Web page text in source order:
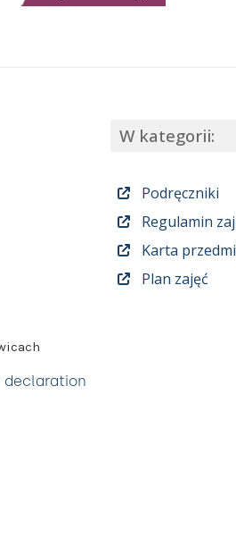
W kategorii:
Podręczniki
Regulamin
Karta
Plan zajęć